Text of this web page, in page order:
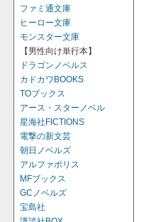
ファミ通文庫
ヒーロー文庫
モンスター文庫
【男性向け単行本】
ドラゴンノベルス
カドカワBOOKS
TOブックス
アース・スターノベル
星海社FICTIONS
電撃の新文芸
朝日ノベルズ
アルファポリス
MFブックス
GCノベルズ
宝島社